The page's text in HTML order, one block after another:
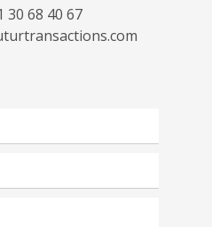
30 68 40 67